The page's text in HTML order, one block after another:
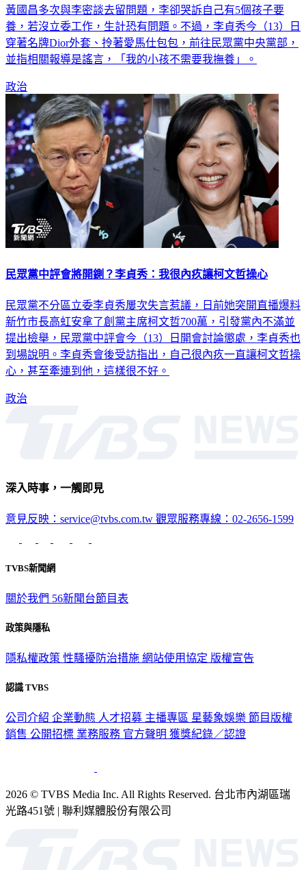
黃國昌多次與李密談去留問題，李卻哭訴自己有5個孩子要
養，若沒立委工作，生計恐有問題。不過，李貞秀今（13）日
穿著名牌Dior外套、拎著愛馬仕包包，前往民眾黨中央黨部，
並指相關報導是謠言，「我的小孩不需要我撫養」。
政治
民眾黨中評會將開鍘？李貞秀：我很內疚讓柯文哲操心
民眾黨不分區立委李貞秀屢次失言惹議，日前她突開直播爆料
新竹市長高虹安拿了創黨主席柯文哲700萬，引發黨內不滿並
提出檢舉，民眾黨中評會今（13）日開會討論懲處，李貞秀也
到場說明。李貞秀會後受訪指出，自己很內疚一直讓柯文哲操
心，甚至牽連到他，這樣很不好。
政治
深入時事，一觸即見
意見反映：service@tvbs.com.tw 觀眾服務專線：02-2656-1599
TVBS新聞網
關於我們 56新聞台節目表
政策與隱私
隱私權政策 性騷擾防治措施 網站使用協定 版權宣告
認識 TVBS
公司介紹 企業動態 人才招募 主播專區 星藝象娛樂 節目版權
銷售 公開招標 業務服務 官方聲明 獲獎紀錄／認證
2026 © TVBS Media Inc. All Rights Reserved. 台北市內湖區瑞
光路451號 | 聯利媒體股份有限公司